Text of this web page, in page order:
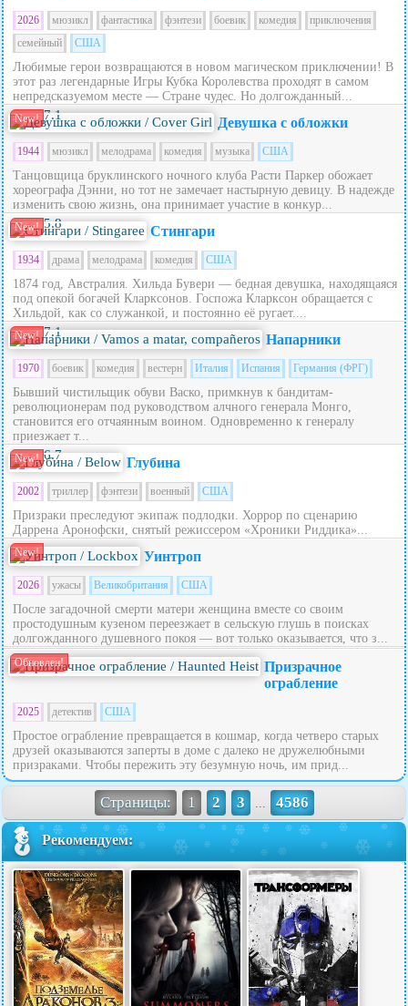
2026 мюзикл фантастика фэнтези боевик комедия
приключения
семейный
США
Любимые герои возвращаются в новом магическом приключении! В
этот раз легендарные Игры Кубка Королевства проходят в самом
непредсказуемом месте — Стране чудес. Но долгожданный...
New! 7.1 Девушка с обложки
1944 мюзикл мелодрама комедия музыка США
Танцовщица бруклинского ночного клуба Расти Паркер обожает
хореографа Дэнни, но тот не замечает настырную девицу. В надежде
изменить свою жизнь, она принимает участие в конкур...
New! 5.8 Стингари
1934 драма мелодрама комедия США
1874 год, Австралия. Хильда Бувери — бедная девушка, находящаяся
под опекой богачей Кларксонов. Госпожа Кларксон обращается с
Хильдой, как со служанкой, и постоянно её ругает....
New! 7.1 Напарники
1970 боевик комедия вестерн Италия Испания Германия (ФРГ)
Бывший чистильщик обуви Васко, примкнув к бандитам-
революционерам под руководством алчного генерала Монго,
становится его отчаянным воином. Одновременно к генералу
приезжает т...
New! 6.7 Глубина
2002 триллер фэнтези военный США
Призраки преследуют экипаж подлодки. Хоррор по сценарию
Даррена Аронофски, снятый режиссером «Хроники Риддика»...
New! Уинтроп
2026 ужасы Великобритания США
После загадочной смерти матери женщина вместе со своим
простодушным кузеном переезжает в сельскую глушь в поисках
долгожданного душевного покоя — вот только оказывается, что з...
Обновлен!
Призрачное
ограбление
2025 детектив США
Простое ограбление превращается в кошмар, когда четверо старых
друзей оказываются заперты в доме с далеко не дружелюбными
призраками. Чтобы пережить эту безумную ночь, им прид...
Страницы: 1 2 3 ... 4586
Рекомендуем: